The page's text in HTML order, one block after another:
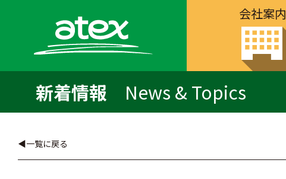
会社案内
新着情報 News & Topics
一覧に戻る